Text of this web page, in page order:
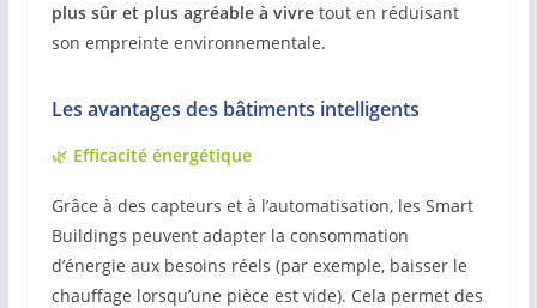
plus sûr et plus agréable à vivretout en réduisant
son empreinte environnementale.
Les avantages des bâtiments intelligents
🌿 Efficacité énergétique
Grâce à des capteurs et à l’automatisation, les Smart
Buildings peuvent adapter la consommation
d’énergie aux besoins réels (par exemple, baisser le
chauffage lorsqu’une pièce est vide). Cela permet des